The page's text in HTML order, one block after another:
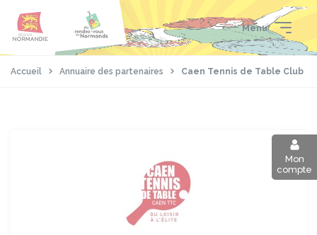
contenu
pied
Menu
Mon
compte
Accueil Annuaire des partenaires Caen Tennis de Table Club
Panneau de gestion des cookies